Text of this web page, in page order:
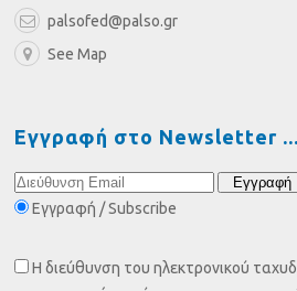
palsofed@palso.gr
See Map
Εγγραφή στο Newsletter
Εγγραφή / Subscribe
Η διεύθυνση του ηλεκτρονικού